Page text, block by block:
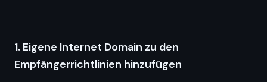
1. Eigene Internet Domain zu den
Empfängerrichtlinien hinzufügen